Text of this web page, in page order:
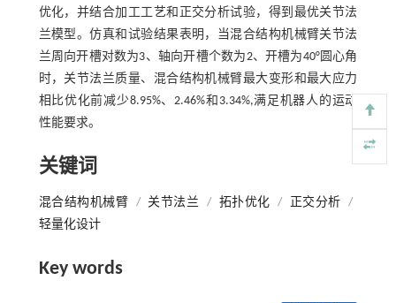
优化，并结合加工工艺和正交分析试验，得到最优关节法
兰模型。仿真和试验结果表明，当混合结构机械臂关节法
兰周向开槽对数为3、轴向开槽个数为2、开槽为40°圆心角
时，关节法兰质量、混合结构机械臂最大变形和最大应力
相比优化前减少8.95%、2.46%和3.34%,满足机器人的运动
性能要求。
关键词
混合结构机械臂 / 关节法兰 / 拓扑优化 / 正交分析
/
轻量化设计
Key words